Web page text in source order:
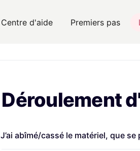
Centre d'aide Premiers pas
Déroulement
J’ai abîmé/cassé le matériel, que